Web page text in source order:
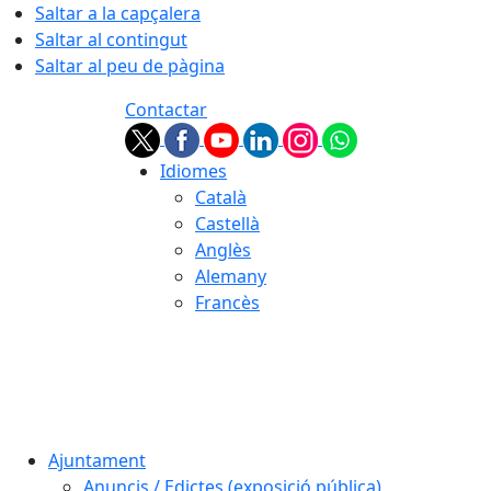
Saltar a la capçalera
Saltar al contingut
Saltar al peu de pàgina
Contactar
Idiomes
Català
Castellà
Anglès
Alemany
Francès
Ajuntament